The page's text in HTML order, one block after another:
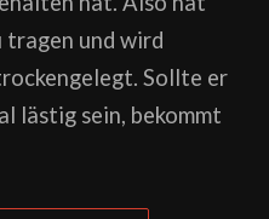
tragen und wird
Sollte er
lästig sein, bekommt